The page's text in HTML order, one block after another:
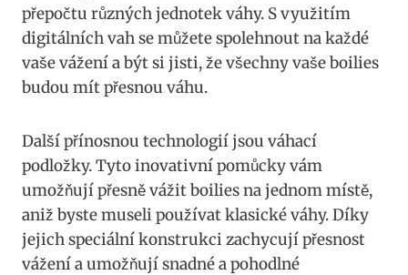
přepočtu různých jednotek váhy. S využitím⁢
digitálních vah se ⁣můžete spolehnout⁤ na každé‌
vaše vážení a ‌být ⁢si ‌jisti,⁢ že všechny vaše boilies
budou mít ⁣přesnou váhu.
Další přínosnou technologií jsou váhací
podložky. Tyto inovativní pomůcky vám
umožňují přesně vážit ⁤boilies na jednom místě,
aniž byste museli ⁣používat klasické váhy. Díky
jejich speciální konstrukci zachycují přesnost
vážení a umožňují ​snadné ⁤a pohodlné